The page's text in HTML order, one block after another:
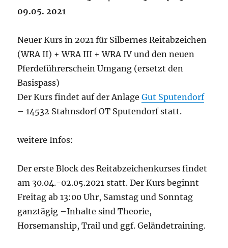
09.05. 2021
Neuer Kurs in 2021 für Silbernes Reitabzeichen
(WRA II) + WRA III + WRA IV und den neuen
Pferdeführerschein Umgang (ersetzt den
Basispass)
Der Kurs findet auf der AnlageGut Sputendorf
– 14532 Stahnsdorf OT Sputendorf statt.
weitere Infos:
Der erste Block des Reitabzeichenkurses findet
am 30.04.-02.05.2021 statt. Der Kurs beginnt
Freitag ab 13:00 Uhr, Samstag und Sonntag
ganztägig –Inhalte sind Theorie,
Horsemanship, Trail und ggf. Geländetraining.